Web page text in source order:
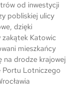
od inwestycji
pobliskiej ulicy
dzięki
Katowic
mieszkańcy
na drodze krajowej
Portu Lotniczego